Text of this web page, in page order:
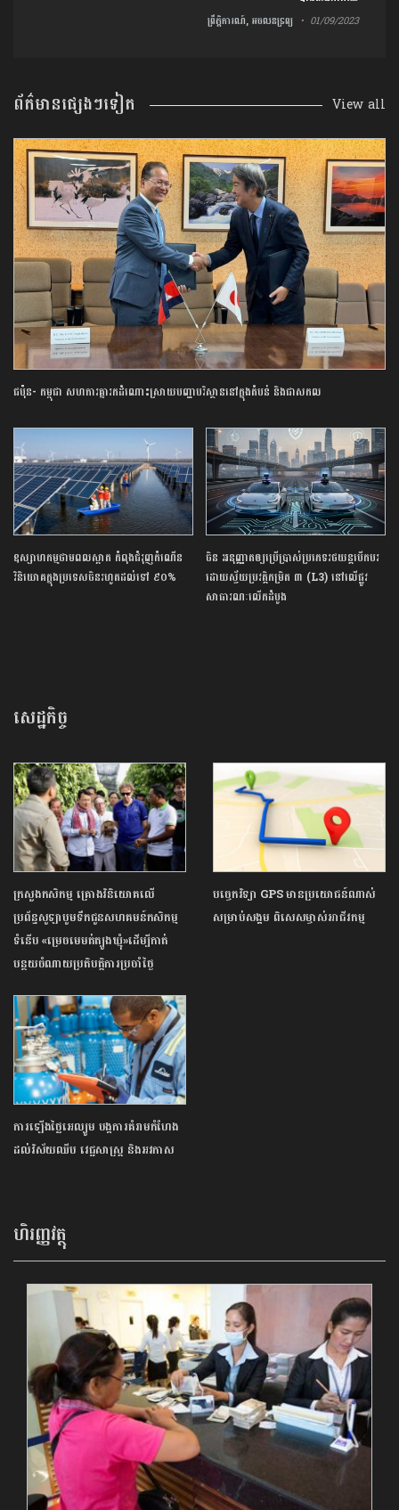
ព្រឹត្តិការណ៍, អចលនទ្រព្យ 01/09/2023
ព័ត៌មានផ្សេងៗទៀត View all
ជប៉ុន- កម្ពុជា សហការគ្នារកដំណោះស្រាយបញ្ហាបរិស្ថាននៅក្នុងតំបន់ និងជាសកល
ឧស្សាហកម្មថាមពលស្អាត កំពុងជំរុញកំណើន
វិនិយោគក្នុងប្រទេសចិនរហូតដល់ទៅ ៩០%
ចិន អនុញ្ញាតឲ្យប្រើប្រាស់ប្រភេទរថយន្តបើកបរ
ដោយស្វ័យប្រវត្តិកម្រិត ៣ (L3) នៅលើផ្លូវ
សាធារណៈលើកដំបូង
សេដ្ឋកិច្ច
ក្រសួងកសិកម្ម គ្រោងវិនិយោគលើ
ប្រព័ន្ធសូឡាបូមទឹកជូនសហគមន៍កសិកម្ម
ទំនើប «ម្រេចមេមត់ត្បូងឃ្មុំ»ដើម្បីកាត់
បន្ថយចំណាយប្រតិបត្តិការប្រចាំថ្ងៃ
បច្ចេកវិទ្យា GPS មានប្រយោជន៍ណាស់
សម្រាប់សង្គម ពិសេសម្ចាស់អាជីវកម្ម
ការឡើងថ្លៃអេល្យូម បង្កការគំរាមកំហែង
ដល់វិស័យឈីប វេជ្ជសាស្រ្ត និងអវកាស
ហិរញ្ញវត្ថុ